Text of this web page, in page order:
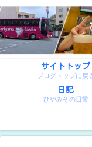
サイトトップ
ブログトップに戻
日記
ひやみその日常